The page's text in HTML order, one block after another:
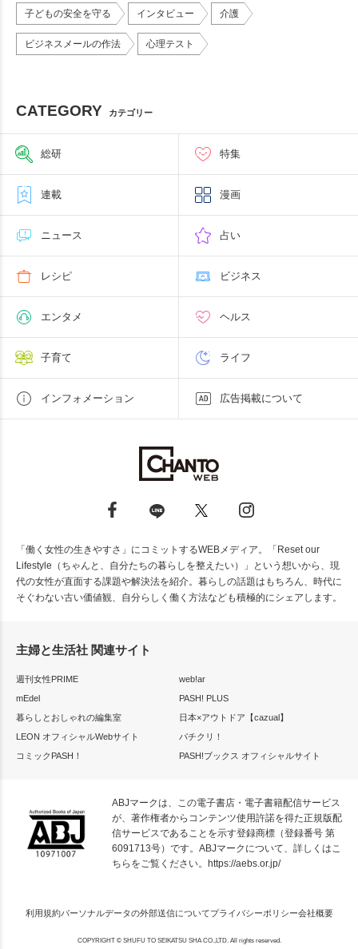
子どもの安全を守る インタビュー 介護
ビジネスメールの作法 心理テスト
CATEGORY カテゴリー
総研 特集
連載 漫画
ニュース 占い
レシピ ビジネス
エンタメ ヘルス
子育て ライフ
インフォメーション 広告掲載について
「働く女性の生きやすさ」にコミットするWEBメディア。「Reset our
Lifestyle（ちゃんと、自分たちの暮らしを整えたい）」という想いから、現
代の女性が直面する課題や解決法を紹介。暮らしの話題はもちろん、時代に
そぐわない古い価値観、自分らしく働く方法なども積極的にシェアします。
主婦と生活社 関連サイト
週刊女性PRIME
web!ar
mEdel
PASH! PLUS
暮らしとおしゃれの編集室
日本×アウトドア【cazual】
LEON オフィシャルWebサイト
パチクリ！
コミックPASH！
PASH!ブックス オフィシャルサイト
ABJマークは、この電子書店・電子書籍配信サービス
が、著作権者からコンテンツ使用許諾を得た正規版配
信サービスであることを示す登録商標（登録番号 第
6091713号）です。ABJマークについて、詳しくはこ
ちらをご覧ください。
https://aebs.or.jp/
利用規約パーソナルデータの外部送信についてプライバシーポリシー会社概要
COPYRIGHT © SHUFU TO SEIKATSU SHA CO.,LTD. All rights reserved.